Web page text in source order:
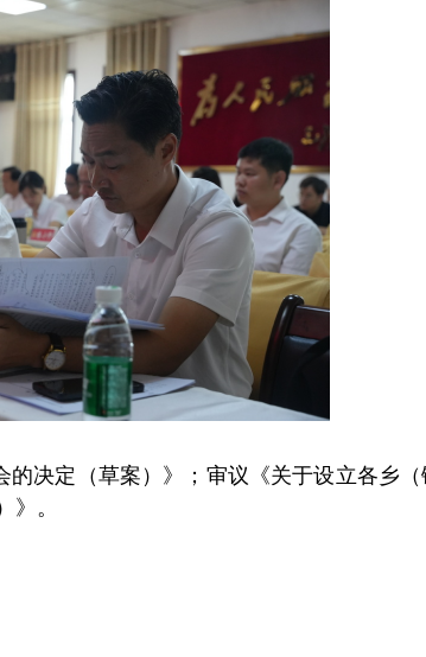
决定（草案）》；审议《关于设立各乡
。